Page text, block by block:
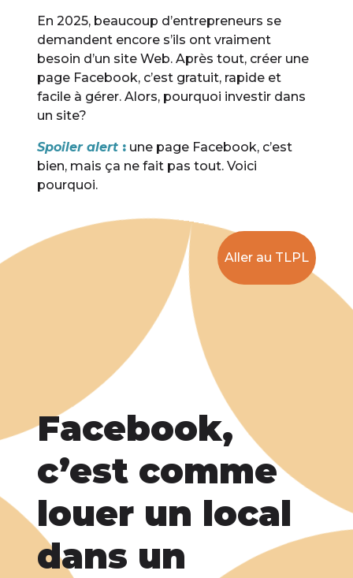
En 2025, beaucoup d’entrepreneurs se
demandent encore s’ils ont vraiment
besoin d’un site Web. Après tout, créer une
page Facebook, c’est gratuit, rapide et
facile à gérer. Alors, pourquoi investir dans
un site?
Spoiler alert : une page Facebook, c’est
bien, mais ça ne fait pas tout. Voici
pourquoi.
Aller au TLPL
Facebook,
c’est comme
louer un local
dans un